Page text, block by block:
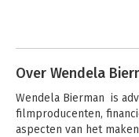
Over Wendela
Wendela Bierman  is
filmproducenten,
aspecten van het